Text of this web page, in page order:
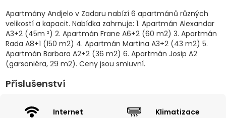
Apartmány Andjelo v Zadaru nabízí 6 apartmánů různých
velikostí a kapacit. Nabídka zahrnuje: 1. Apartmán Alexandar
A3+2 (45m ²) 2. Apartmán Frane A6+2 (60 m2) 3. Apartmán
Rada A8+1 (150 m2) 4. Apartmán Martina A3+2 (43 m2) 5.
Apartmán Barbara A2+2 (36 m2) 6. Apartmán Josip A2
(garsoniéra, 29 m2). Ceny jsou smluvní.
Příslušenství
Internet Klimatizace